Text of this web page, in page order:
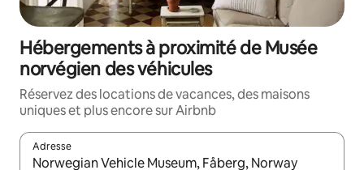
Hébergements à proximité de Musée
norvégien des véhicules
Réservez des locations de vacances, des maisons
uniques et plus encore sur Airbnb
Adresse
Lorsque les résultats s'affichent, utilisez les flèches vers le